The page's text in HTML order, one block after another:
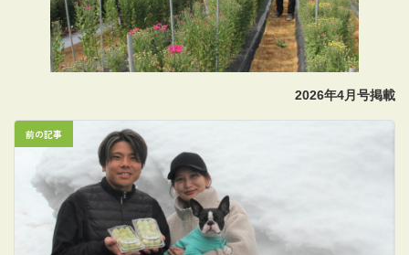
2026年4月号掲載
前の記事